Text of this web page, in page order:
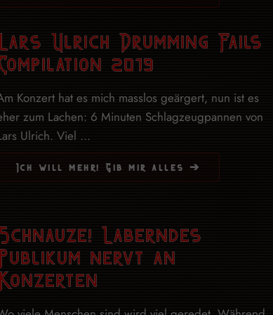
Ulrich Drumming Fails
2019
Konzert hat es mich masslos geärgert, nun ist es
zum Lachen: 6 Minuten Schlagzeugpannen von
Ulrich. Viel ...
Ich will mehr! Gib mir alles ➔
Laberndes
nervt an